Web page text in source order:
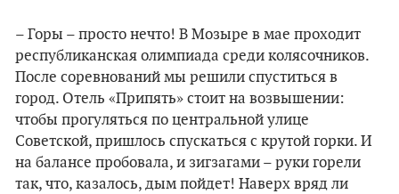
– Горы – просто нечто! В Мозыре в мае проходит
республиканская олимпиада среди колясочников.
После соревнований мы решили спуститься в
город. Отель «Припять» стоит на возвышении:
чтобы прогуляться по центральной улице
Советской, пришлось спускаться с крутой горки. И
на балансе пробовала, и зигзагами – руки горели
так, что, казалось, дым пойдет! Наверх вряд ли